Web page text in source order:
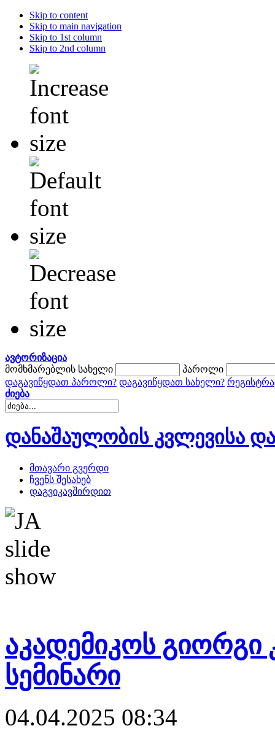
Skip to content
Skip to main navigation
Skip to 1st column
Skip to 2nd column
ავტორიზაცია
მომხმარებლის სახელი
პაროლი
დაგავიწყდათ პაროლი? დაგავიწყდათ სახელი?
ძიება
დანაშაულობის კვლევისა
მთავარი გვერდი
ჩვენს შესახებ
დაგვიკავშირდით
აკადემიკოს გიორგი
სემინარი
04.04.2025 08:34